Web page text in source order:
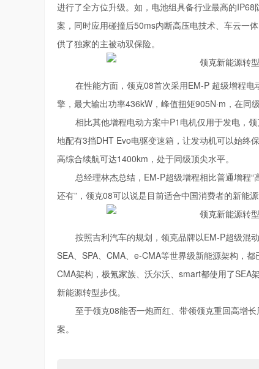
进行了全方位升级。如，电池组具备行业最高的IP68
案，同时应用碰撞后50ms内断高压电技术、车云一
供了独家的主被动双保险。
在性能方面，领克08首次采用EM-P 超级增程
擎，最大输出功率436kW，峰值扭矩905N·m，在同
相比其他增程电动方案中P1电机仅用于发电，
地配有3挡DHT Evo电驱变速箱，让发动机可以始终
高综合续航可达1400km，处于同级顶尖水平。
总经理林杰总结，EM-P超级增程相比普通增程
还有”，领克08可以说是目前适合中国消费者的新能
按照吉利汽车的规划，领克品牌以EM-P超级混
SEA、SPA、CMA、e-CMA等世界级新能源架构，
CMA架构，极氪家族、沃尔沃、smart都使用了SEA
新能源转型步伐。
至于领克08能否一炮而红、带领领克重回高增
案。